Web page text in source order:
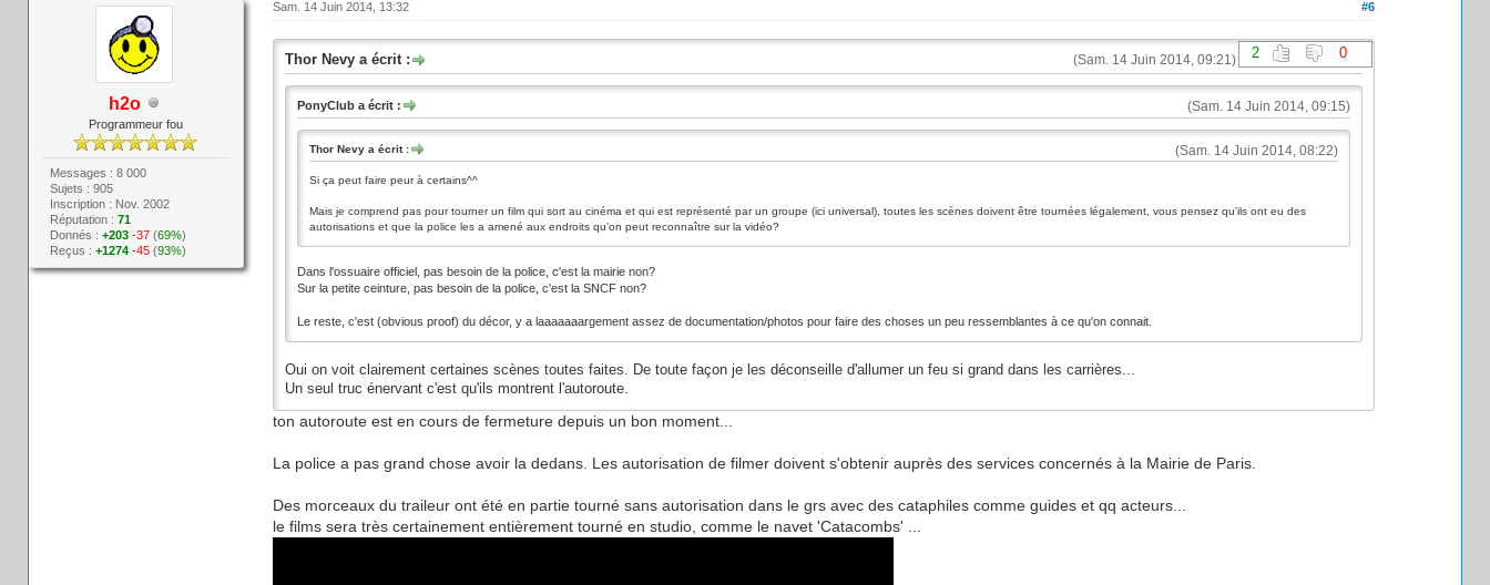
h2o
Programmeur fou
Messages : 8 000
Sujets : 905
Inscription : Nov. 2002
Réputation : 71
Donnés : +203 -37(69%)
Reçus : +1274 -45(93%)
#6
Sam. 14 Juin 2014, 13:32
2 0
(Sam. 14 Juin 2014, 09:21)
Thor Nevy a écrit :
(Sam. 14 Juin 2014, 09:15)
PonyClub a écrit :
(Sam. 14 Juin 2014, 08:22)
Thor Nevy a écrit :
Si ça peut faire peur à certains^^
Mais je comprend pas pour tourner un film qui sort au cinéma et qui est représenté par un groupe (ici universal), toutes les scènes doivent être tournées légalement, vous pensez qu'ils ont eu des
autorisations et que la police les a amené aux endroits qu'on peut reconnaître sur la vidéo?
Dans l'ossuaire officiel, pas besoin de la police, c'est la mairie non?
Sur la petite ceinture, pas besoin de la police, c'est la SNCF non?
Le reste, c'est (obvious proof) du décor, y a laaaaaaargement assez de documentation/photos pour faire des choses un peu ressemblantes à ce qu'on connait.
Oui on voit clairement certaines scènes toutes faites. De toute façon je les déconseille d'allumer un feu si grand dans les carrières...
Un seul truc énervant c'est qu'ils montrent l'autoroute.
ton autoroute est en cours de fermeture depuis un bon moment...
La police a pas grand chose avoir la dedans. Les autorisation de filmer doivent s'obtenir auprès des services concernés à la Mairie de Paris.
Des morceaux du traileur ont été en partie tourné sans autorisation dans le grs avec des cataphiles comme guides et qq acteurs...
le films sera très certainement entièrement tourné en studio, comme le navet 'Catacombs' ...